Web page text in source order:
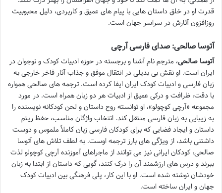
قدرت او در خلق داستان هایی با پیام های عمیق و کاربردی، دلیل محبوبیت
روزافزون آثارش در سراسر جهان است.
آتوسا صالحی: صدای فارسی آرچی
آتوسا صالحی، مترجم نام آشنا و برجسته در حوزه ادبیات کودک و نوجوان در
ایران است. او نقش بی بدیلی در انتقال موفق و جذاب آثار فاخر خارجی به
زبان فارسی و ادبیات کودک ایران ایفا کرده است. ترجمه های صالحی همواره
با دقت، ظرافت و درکی عمیق از ادبیات هر دو زبان همراه است. در مورد
مجموعه «آرچی کوچولو»، او توانسته روح داستان و لحن کودکانه نویسنده را
به زیبایی به زبان فارسی منتقل کند. انتخاب واژگان مناسب، حفظ ریتم
داستان و ایجاد فضایی که برای کودکان فارسی زبان کاملاً ملموس و دوست
داشتنی باشد، از ویژگی های بارز ترجمه اوست. به لطف تلاش های آتوسا
صالحی، کودکان ایرانی نیز می توانند از ماجراهای آموزنده آرچی کوچولو لذت
ببرند و درس های ارزشمند آن را درک کنند، گویی که داستان از ابتدا به زبان
خودشان نوشته شده است. او با این کار، پلی فرهنگی بین ادبیات کودک
جهان و ایران ساخته است.